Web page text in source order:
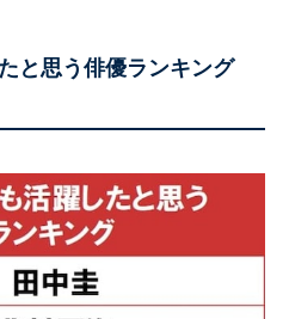
と思う俳優ランキング